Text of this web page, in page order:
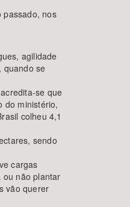
passado, nos
agilidade
quando se
se que
do ministério,
colheu 4,1
sendo
cargas
ou não plantar
vão querer